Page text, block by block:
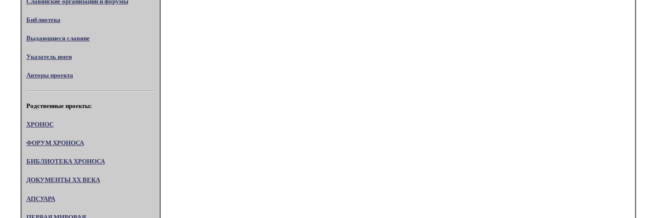
Библиотека
Выдающиеся славяне
Указатель имен
Авторы проекта
Родственные проекты:
ХРОНОС
ФОРУМ ХРОНОСА
БИБЛИОТЕКА ХРОНОСА
ДОКУМЕНТЫ XX ВЕКА
АПСУАРА